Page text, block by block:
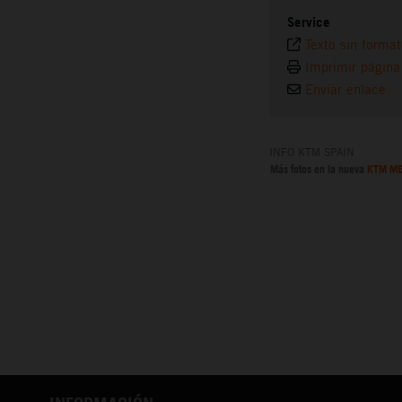
Service
Texto sin
Imprimir página
Enviar enlace
KTM